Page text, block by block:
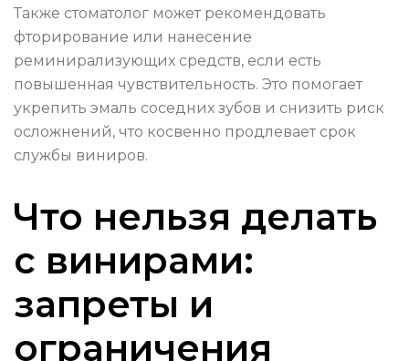
Также стоматолог может рекомендовать
фторирование или нанесение
реминирализующих средств, если есть
повышенная чувствительность. Это помогает
укрепить эмаль соседних зубов и снизить риск
осложнений, что косвенно продлевает срок
службы виниров.
Что нельзя делать
с винирами:
запреты и
ограничения